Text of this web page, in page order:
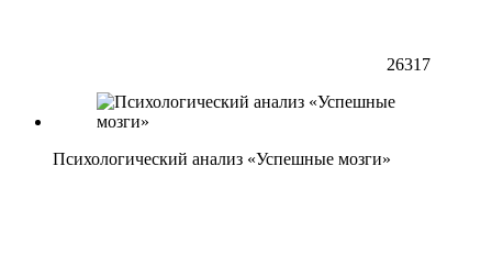
26317
Психологический анализ «Успешные мозги»